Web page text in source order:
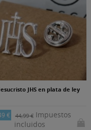
JHS en plata de ley
€ 44,99 €Impuestos
incluidos